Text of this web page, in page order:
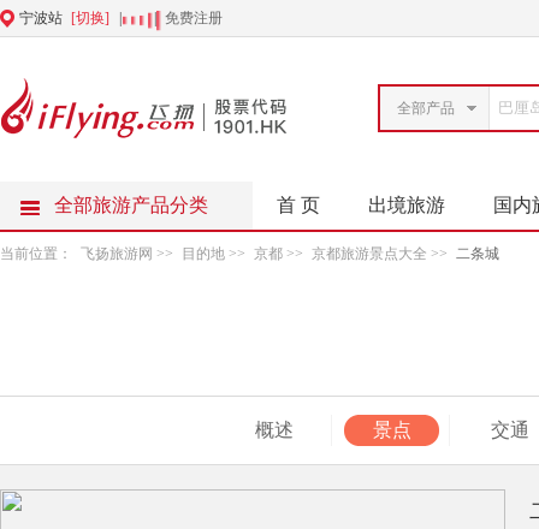
宁波站 [切换] | 免费注册
全部产品
全部旅游产品分类 首 页 出境旅游 国内
当前位置： 飞扬旅游网 >> 目的地 >> 京都 >> 京都旅游景点大全 >> 二条城
概述 景点 交通